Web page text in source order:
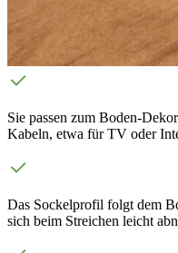
Sie passen zum Boden-
Kabeln, etwa für TV oder
Das Sockelprofil folgt dem
sich beim Streichen leicht